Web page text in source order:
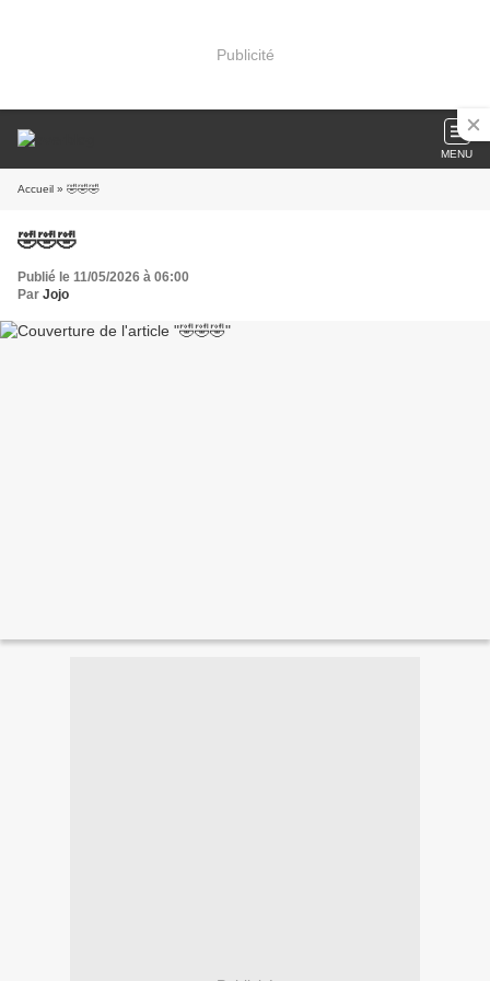
Publicité
MENU
Accueil » 🤣🤣🤣
🤣🤣🤣
Publié le 11/05/2026 à 06:00
Par Jojo